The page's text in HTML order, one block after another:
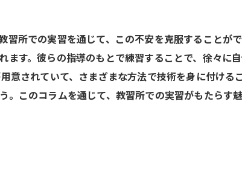
所での実習を通じて、この不安を克服することが
す。彼らの指導のもとで練習することで、徐々に
意されていて、さまざまな方法で技術を身に付ける
このコラムを通じて、教習所での実習がもたらす